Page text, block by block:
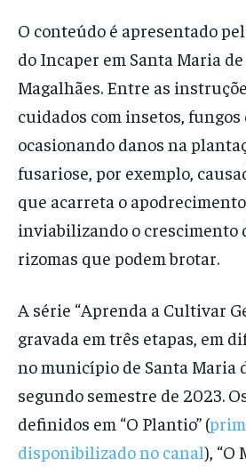
O conteúdo é apresentado
do Incaper em Santa Maria
Magalhães. Entre as
cuidados com insetos, fungos
ocasionando danos na
fusariose, por exemplo,
que acarreta o apodrecimento
inviabilizando o crescimento
rizomas que podem brotar.
A série “Aprenda a Cultivar
gravada em três etapas, em
no município de Santa Maria
segundo semestre de 2023.
definidos em “O Plantio” (
disponibilizado no canal), “O